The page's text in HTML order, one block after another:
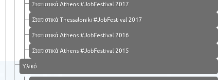
Στατιστικά Athens #JobFestival 2017
Στατιστικά Thessaloniki #JobFestival 2017
Στατιστικά Athens #JobFestival 2016
Στατιστικά Athens #JobFestival 2015
Υλικό